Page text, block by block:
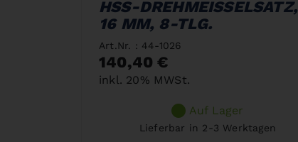
HSS-DREHMEISSELSATZ,
16 MM, 8-TLG.
Art.Nr. : 44-1026
140,40 €
inkl. 20% MWSt.
Auf Lager
Lieferbar in 2-3 Werktagen